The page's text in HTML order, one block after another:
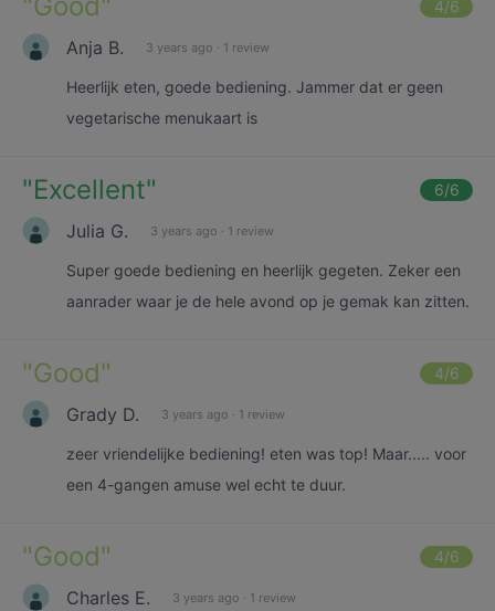
4/6
Anja B. 3 years ago · 1 review
Heerlijk eten, goede bediening. Jammer dat er geen
vegetarische menukaart is
"Excellent" 6/6
Julia G. 3 years ago · 1 review
Super goede bediening en heerlijk gegeten. Zeker een
aanrader waar je de hele avond op je gemak kan zitten.
"Good" 4/6
Grady D. 3 years ago · 1 review
zeer vriendelijke bediening! eten was top! Maar..... voor
een 4-gangen amuse wel echt te duur.
"Good" 4/6
Charles E. 3 years ago · 1 review